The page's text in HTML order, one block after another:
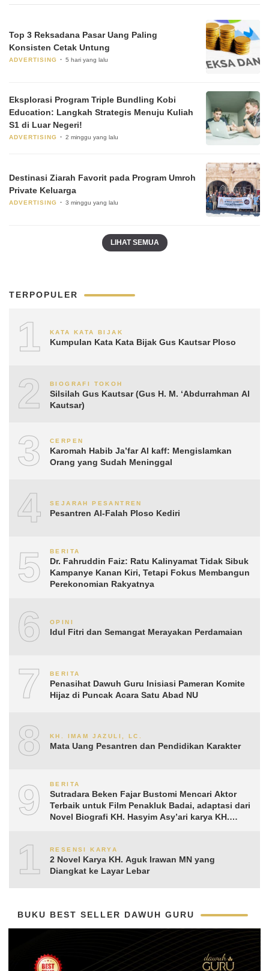
Top 3 Reksadana Pasar Uang Paling
Konsisten Cetak Untung
ADVERTISING 5 hari yang lalu
Eksplorasi Program Triple Bundling Kobi
Education: Langkah Strategis Menuju Kuliah
S1 di Luar Negeri!
ADVERTISING 2 minggu yang lalu
Destinasi Ziarah Favorit pada Program Umroh
Private Keluarga
ADVERTISING 3 minggu yang lalu
LIHAT SEMUA
TERPOPULER
1 KATA KATA BIJAK
Kumpulan Kata Kata Bijak Gus Kautsar Ploso
2 BIOGRAFI TOKOH
Silsilah Gus Kautsar (Gus H. M. ‘Abdurrahman Al
Kautsar)
3 CERPEN
Karomah Habib Ja’far Al kaff: Mengislamkan
Orang yang Sudah Meninggal
4 SEJARAH PESANTREN
Pesantren Al-Falah Ploso Kediri
5 BERITA
Dr. Fahruddin Faiz: Ratu Kalinyamat Tidak Sibuk
Kampanye Kanan Kiri, Tetapi Fokus Membangun
Perekonomian Rakyatnya
6 OPINI
Idul Fitri dan Semangat Merayakan Perdamaian
7 BERITA
Penasihat Dawuh Guru Inisiasi Pameran Komite
Hijaz di Puncak Acara Satu Abad NU
8 KH. IMAM JAZULI, LC.
Mata Uang Pesantren dan Pendidikan Karakter
9 BERITA
Sutradara Beken Fajar Bustomi Mencari Aktor
Terbaik untuk Film Penakluk Badai, adaptasi dari
Novel Biografi KH. Hasyim Asy’ari karya KH.
10RESENSI KARYA
2 Novel Karya KH. Aguk Irawan MN yang
Diangkat ke Layar Lebar
BUKU BEST SELLER DAWUH GURU